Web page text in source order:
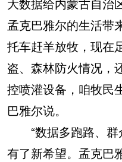
孟克巴雅尔的生活带
托车赶羊放牧，现在
盗、森林防火情况，
控喷灌设备，咱牧民
巴雅尔说。
“数据多跑路、群
有了新希望。孟克巴